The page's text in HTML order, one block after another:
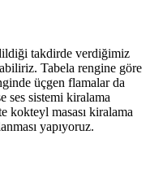
takdirde verdiğimiz
Tabela rengine göre
üçgen flamalar da
ses sistemi kiralama
kokteyl masası kiralama
yapıyoruz.